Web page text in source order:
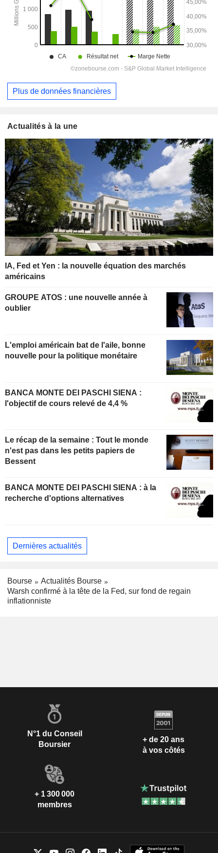
Plus de données financières
Actualités à la une
IA, Fed et Yen : la nouvelle équation des marchés
américains
GROUPE ATOS : une nouvelle année à
oublier
L'emploi américain bat de l'aile, bonne
nouvelle pour la politique monétaire
BANCA MONTE DEI PASCHI SIENA :
l'objectif de cours relevé de 4,4 %
Le récap de la semaine : Tout le monde
n'est pas dans les petits papiers de
Bessent
BANCA MONTE DEI PASCHI SIENA : à la
recherche d'options alternatives
Dernières actualités
Bourse
Actualités Bourse
Warsh confirmé à la tête de la Fed, sur fond de regain
inflationniste
N°1 du Conseil
Boursier
+ de 20 ans
à vos côtés
+ 1 300 000
membres